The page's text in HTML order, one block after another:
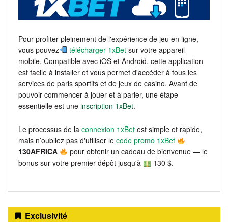
Pour profiter pleinement de l'expérience de jeu en ligne,
vous pouvez
télécharger 1xBet sur votre appareil
mobile. Compatible avec iOS et Android, cette application
est facile à installer et vous permet d'accéder à tous les
services de paris sportifs et de jeux de casino. Avant de
pouvoir commencer à jouer et à parier, une étape
essentielle est une inscription 1xBet.
Le processus de la connexion 1xBet est simple et rapide,
mais n’oubliez pas d'utiliser le code promo 1xBet
130AFRICA
pour obtenir un cadeau de bienvenue — le
bonus sur votre premier dépôt jusqu'à
130 $.
Exclusivité